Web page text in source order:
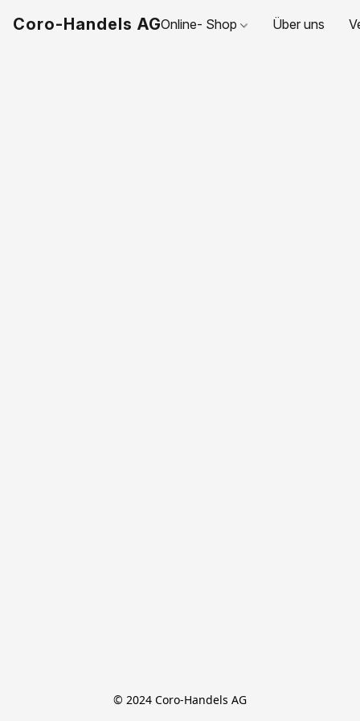
Coro-Handels AGOnline- Shop Über uns
© 2024 Coro-Handels AG